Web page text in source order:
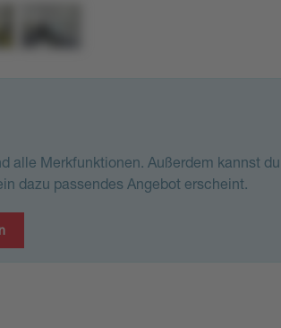
alle Merkfunktionen. Außerdem kannst
dazu passendes Angebot erscheint.